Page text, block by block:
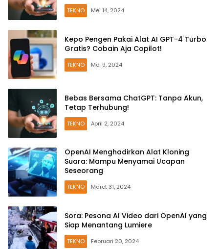
TEKNO Mei 14, 2024
Kepo Pengen Pakai Alat AI GPT-4 Turbo
Gratis? Cobain Aja Copilot!
TEKNO Mei 9, 2024
Bebas Bersama ChatGPT: Tanpa Akun,
Tetap Terhubung!
TEKNO April 2, 2024
OpenAI Menghadirkan Alat Kloning
Suara: Mampu Menyamai Ucapan
Seseorang
TEKNO Maret 31, 2024
Sora: Pesona AI Video dari OpenAI yang
Siap Menantang Lumiere
TEKNO Februari 20, 2024